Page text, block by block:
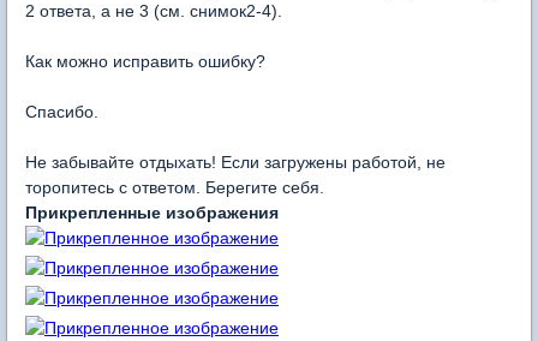
2 ответа, а не 3 (см. снимок2-4).
Как можно исправить ошибку?
Спасибо.
Не забывайте отдыхать! Если загружены работой, не
торопитесь с ответом. Берегите себя.
Прикрепленные изображения